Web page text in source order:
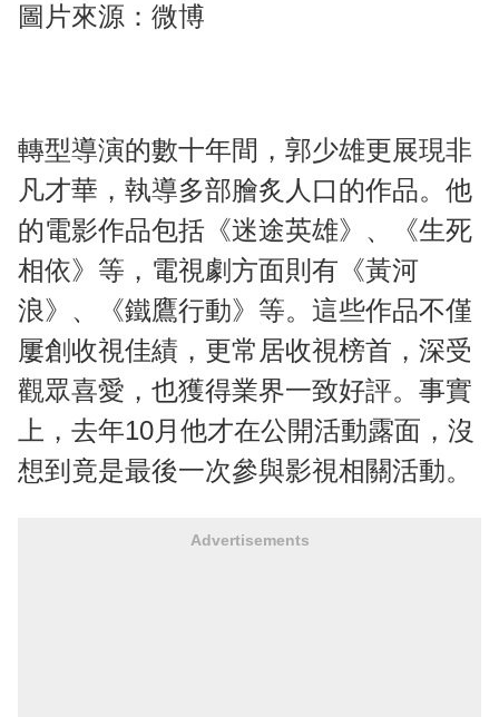
圖片來源：微博
轉型導演的數十年間，郭少雄更展現非
凡才華，執導多部膾炙人口的作品。他
的電影作品包括《迷途英雄》、《生死
相依》等，電視劇方面則有《黃河
浪》、《鐵鷹行動》等。這些作品不僅
屢創收視佳績，更常居收視榜首，深受
觀眾喜愛，也獲得業界一致好評。事實
上，去年10月他才在公開活動露面，沒
想到竟是最後一次參與影視相關活動。
Advertisements